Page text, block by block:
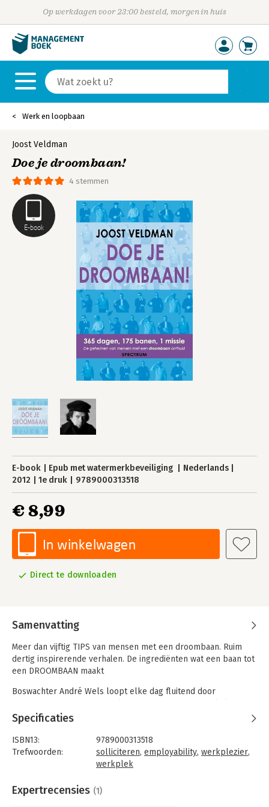
Op werkdagen voor 23:00 besteld, morgen in huis
Werk en loopbaan
E-book
4 stemmen
Joost Veldman
Doe je droombaan!
E-book Epub met watermerkbeveiliging
Nederlands
2012
1e druk 9789000313518
€ 8,99
In winkelwagen
Direct te downloaden
Samenvatting
Meer dan vijftig TIPS van mensen met een droombaan. Ruim
dertig inspirerende verhalen. De ingrediënten wat een baan tot
een DROOMBAAN maakt
Boswachter André Wels loopt elke dag fluitend door
als klein jochie al dat hij iets met radio wilde doen. Nadat Marja
Voogt kanker kreeg, besloot ze het roer om te gooien en werd
boekbinder. Al deze mensen hebben één ding met elkaar
gemeen; ze doen allemaal hun droombaan!
Joost Veldman liep een jaar lang mee met 175 mensen die hun
droombaan doen. Van archeoloog tot zwemcoach en van
vuilnisman tot veilingmeester. Met onbekende en bekende
Specificaties
ISBN13:
9789000313518
Trefwoorden:
solliciteren, employability, werkplezier,
werkplek
Bindwijze:
e-book
Expertrecensies (1)